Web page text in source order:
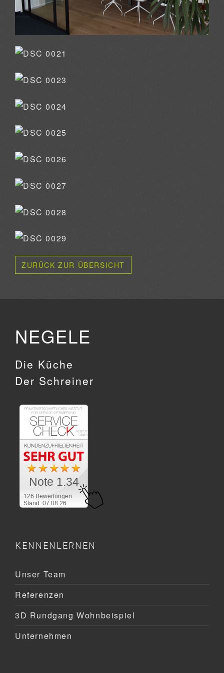
ZURÜCK ZUR ÜBERSICHT
NEGELE
Die Küche
Der Schreiner
126 Bewertungen
Stand: 07.08.26
Note 1.34
KENNENLERNEN
Unser Team
Referenzen
3D Rundgang Wohnbeispiel
Unternehmen